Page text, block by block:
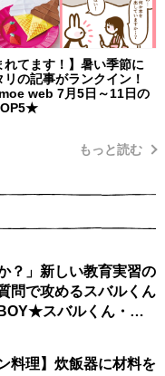
れてます！】暑い季節に
リの記事がランクイン！
web 7月5日～11日の
もっと読む
？」新しい教育実習の
問で攻めるスバルくん
スバルくん・
料理】炊飯器に材料を